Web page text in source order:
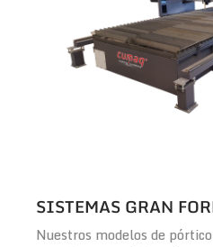
SISTEMAS GRAN
Nuestros modelos de